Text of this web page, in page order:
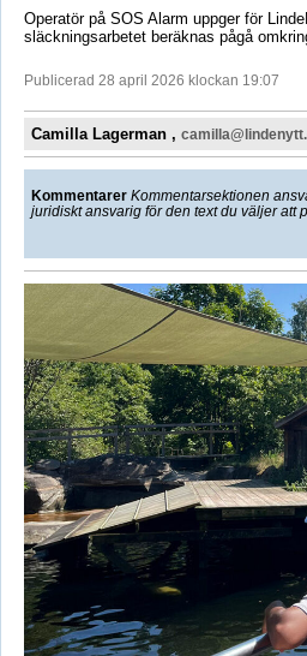
Operatör på SOS Alarm uppger för
släckningsarbetet beräknas pågå
Publicerad 28 april 2026 klockan 19:07
Camilla Lagerman ,
Kommentarer Kommentarsektionen
juridiskt ansvarig för den text du väljer att